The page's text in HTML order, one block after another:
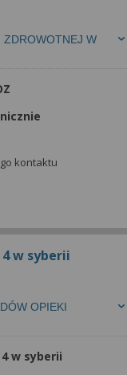
ZDROWOTNEJ W
kontaktu
rejestracji
w syberii
OPIEKI
w syberii